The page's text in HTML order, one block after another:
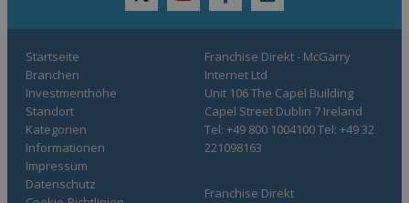
twitteryoutubefacebooklinkedin
Startseite
Branchen
Investmenthöhe
Standort
Kategorien
Informationen
Franchise Direkt
Impressum
Datenschutz
Franchise Direkt - McGarry
Internet Ltd
Unit 106 The Capel Building
Capel Street Dublin 7 Ireland
Tel: +49 800 1004100 Tel: +49 32
221098163